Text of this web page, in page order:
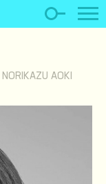
NORIKAZU AOKI